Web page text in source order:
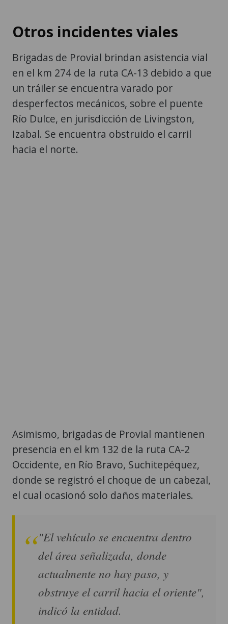
Otros incidentes viales
Brigadas de Provial brindan asistencia vial
en el km 274 de la ruta CA-13 debido a que
un tráiler se encuentra varado por
desperfectos mecánicos, sobre el puente
Río Dulce, en jurisdicción de Livingston,
Izabal. Se encuentra obstruido el carril
hacia el norte.
Asimismo, brigadas de Provial mantienen
presencia en el km 132 de la ruta CA-2
Occidente, en Río Bravo, Suchitepéquez,
donde se registró el choque de un cabezal,
el cual ocasionó solo daños materiales.
"El vehículo se encuentra dentro
del área señalizada, donde
actualmente no hay paso, y
obstruye el carril hacia el oriente",
indicó la entidad.